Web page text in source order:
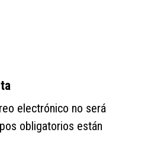
electrónico no será
obligatorios están